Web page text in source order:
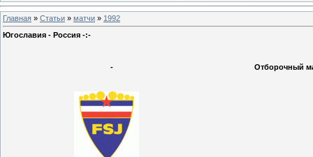
Главная » Статьи » матчи » 1992
Югославия - Россия -:-
- Отборочный